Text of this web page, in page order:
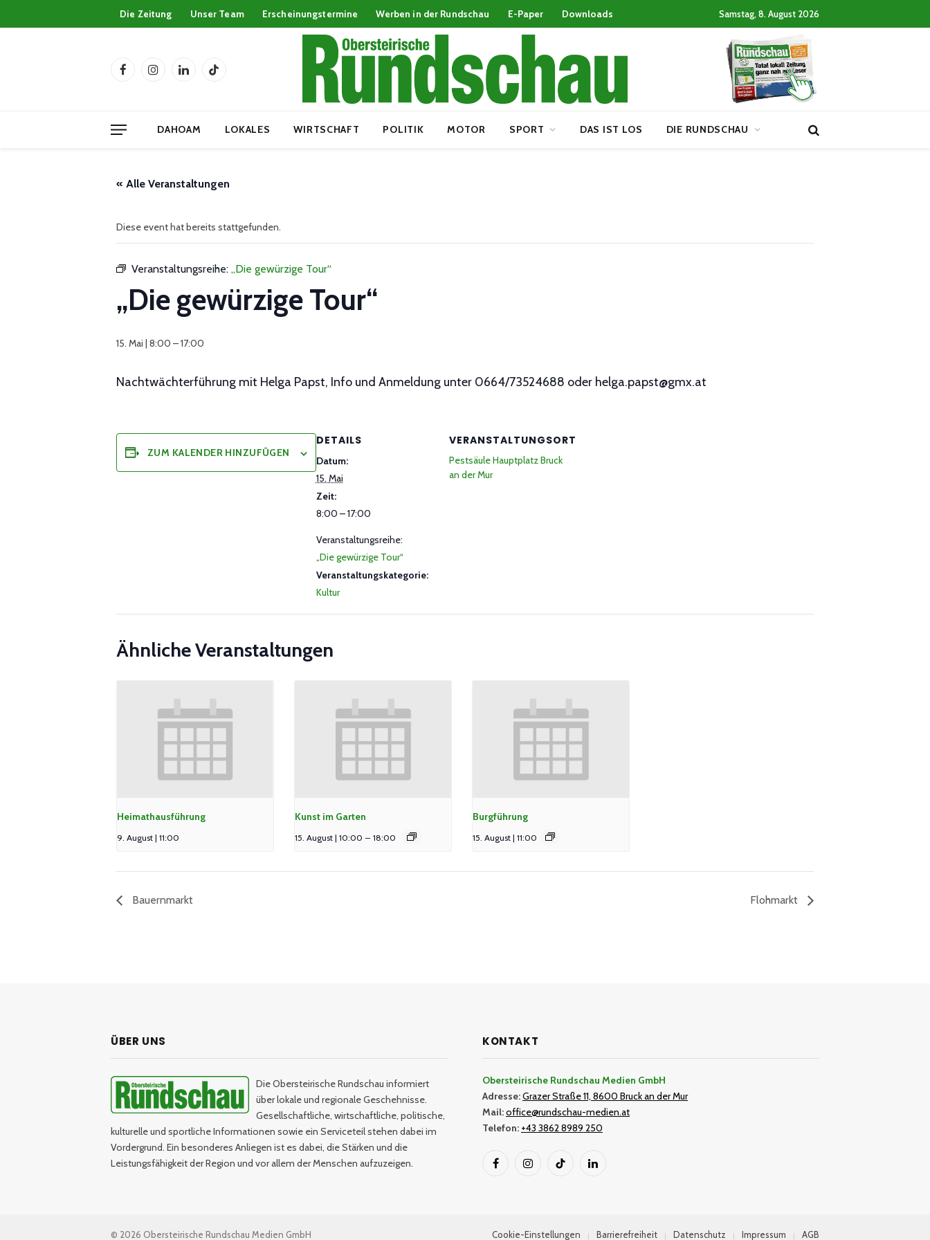
Die Zeitung Unser Team Erscheinungstermine Werben in der Rundschau E-Paper Downloads Samstag, 8. August 2026
FacebookInstagramLinkedInTikTok
DAHOAM LOKALES WIRTSCHAFT POLITIK MOTOR SPORT DAS IST LOS DIE RUNDSCHAU
« Alle Veranstaltungen
Diese event hat bereits stattgefunden.
Veranstaltungsreihe: „Die gewürzige Tour“
„Die gewürzige Tour“
15. Mai | 8:00 –17:00
Nachtwächterführung mit Helga Papst, Info und Anmeldung unter 0664/73524688 oder helga.papst@gmx.at
ZUM KALENDER HINZUFÜGEN
DETAILS
Datum:
15. Mai
Zeit:
8:00 – 17:00
Veranstaltungsreihe:
„Die gewürzige Tour“
Veranstaltungskategorie:
Kultur
VERANSTALTUNGSORT
Pestsäule Hauptplatz Bruck
an der Mur
Ähnliche Veranstaltungen
Heimathausführung
9. August | 11:00
Kunst im Garten
15. August | 10:00 – 18:00
Burgführung
15. August | 11:00
Bauernmarkt Flohmarkt
ÜBER UNS
Die Obersteirische Rundschau informiert
über lokale und regionale Geschehnisse.
Gesellschaftliche, wirtschaftliche, politische,
kulturelle und sportliche Informationen sowie ein Serviceteil stehen dabei im
Vordergrund. Ein besonderes Anliegen ist es dabei, die Stärken und die
Leistungsfähigkeit der Region und vor allem der Menschen aufzuzeigen.
KONTAKT
Obersteirische Rundschau Medien GmbH
Adresse:Grazer Straße 11, 8600 Bruck an der Mur
Mail:office@rundschau-medien.at
Telefon: +43 3862 8989 250
FacebookInstagramTikTok LinkedIn
© 2026 Obersteirische Rundschau Medien GmbH Cookie-Einstellungen Barrierefreiheit Datenschutz Impressum AGB